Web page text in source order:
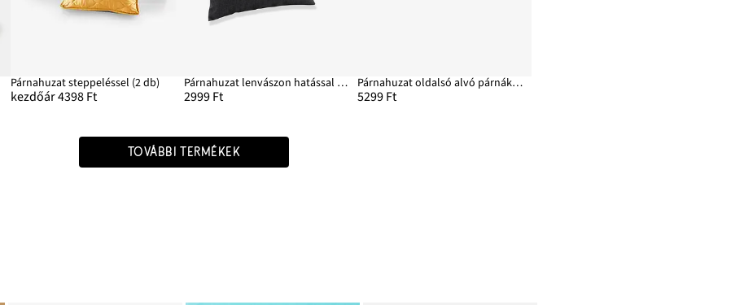
Párnahuzat steppeléssel (2 db)
kezdőár 4398 Ft
Párnahuzat lenvászon hatással (2 db-os csomag)
2999 Ft
Párnahuzat oldalsó alvó párnákhoz (2 db-os csomag)
5299 Ft
TOVÁBBI TERMÉKEK